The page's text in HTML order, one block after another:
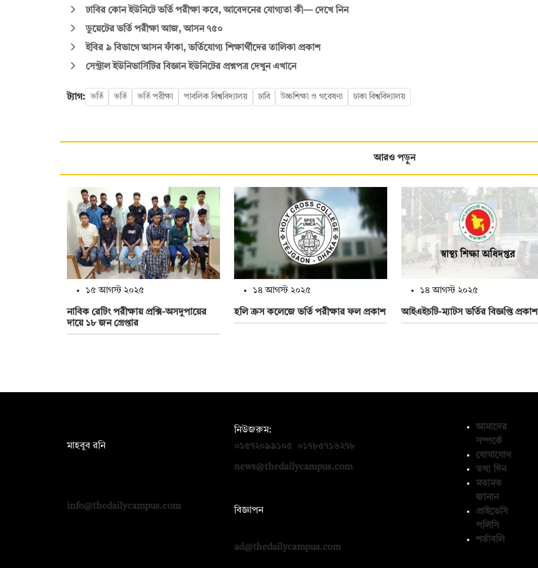
ঢাবির কোন ইউনিটে ভর্তি পরীক্ষা কবে, আবেদনের যোগ্যতা কী— দেখে নিন
ডুয়েটের ভর্তি পরীক্ষা আজ, আসন ৭৫০
ইবির ৯ বিভাগে আসন ফাঁকা, ভর্তিযোগ্য শিক্ষার্থীদের তালিকা প্রকাশ
সেন্ট্রাল ইউনিভার্সিটির বিজ্ঞান ইউনিটের প্রশ্নপত্র দেখুন এখানে
ট্যাগ: ভর্তি ভর্তি ভর্তি পরীক্ষা পাবলিক বিশ্ববিদ্যালয় ঢাবি উচ্চশিক্ষা ও গবেষণা ঢাকা বিশ্ববিদ্যালয়
আরও পড়ুন
১৫ আগস্ট ২০২৫
নাবিক রেটিং পরীক্ষায় প্রক্সি-অসদুপায়ের
দায়ে ১৮ জন গ্রেপ্তার
১৪ আগস্ট ২০২৫
হলি ক্রস কলেজে ভর্তি পরীক্ষার ফল প্রকাশ
১৪ আগস্ট ২০২৫
আইএইচটি-ম্যাটস ভর্তির বিজ্ঞপ্তি প্রকাশ
মাহবুব রনি
info@thedailycampus.com
নিউজরুম:
০১৫৭২০৯৯১০৫
০১৭৮৫৭১৬২৭৮
news@thedailycampus.com
বিজ্ঞাপন
ad@thedailycampus.com
আমাদের
সম্পর্কে
যোগাযোগ
তথ্য দিন
মতামত
জানান
প্রাইভেসি
পলিসি
শর্তাবলি